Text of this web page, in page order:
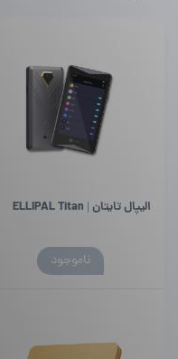
الیپال تایتان | ELLIPAL Titan
ناموجود